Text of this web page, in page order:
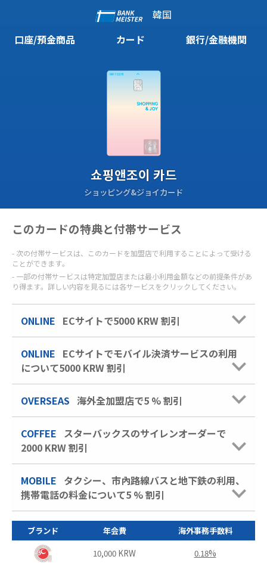
韓国
口座/預金商品
カード 銀行/金融機関
쇼핑앤조이 카드
ショッピング&ジョイカード
このカードの特典と付帯サービス
次の付帯サービスは、このカードを加盟店で利用することによって受ける
ことができます。
一部の付帯サービスは特定加盟店または最小利用金額などの前提条件があ
り得ます。詳しい内容を見るには各サービスをクリックしてください。
ONLINE ECサイトで5000 KRW 割引
ONLINE ECサイトでモバイル決済サービスの利用
について5000 KRW 割引
OVERSEAS 海外全加盟店で5 % 割引
COFFEE スターバックスのサイレンオーダーで
2000 KRW 割引
MOBILE タクシー、市內路線バスと地下鉄の利用、
携帯電話の料金について5 % 割引
ブランド 年会費
海外事務手数料
10,000 KRW
0.18%